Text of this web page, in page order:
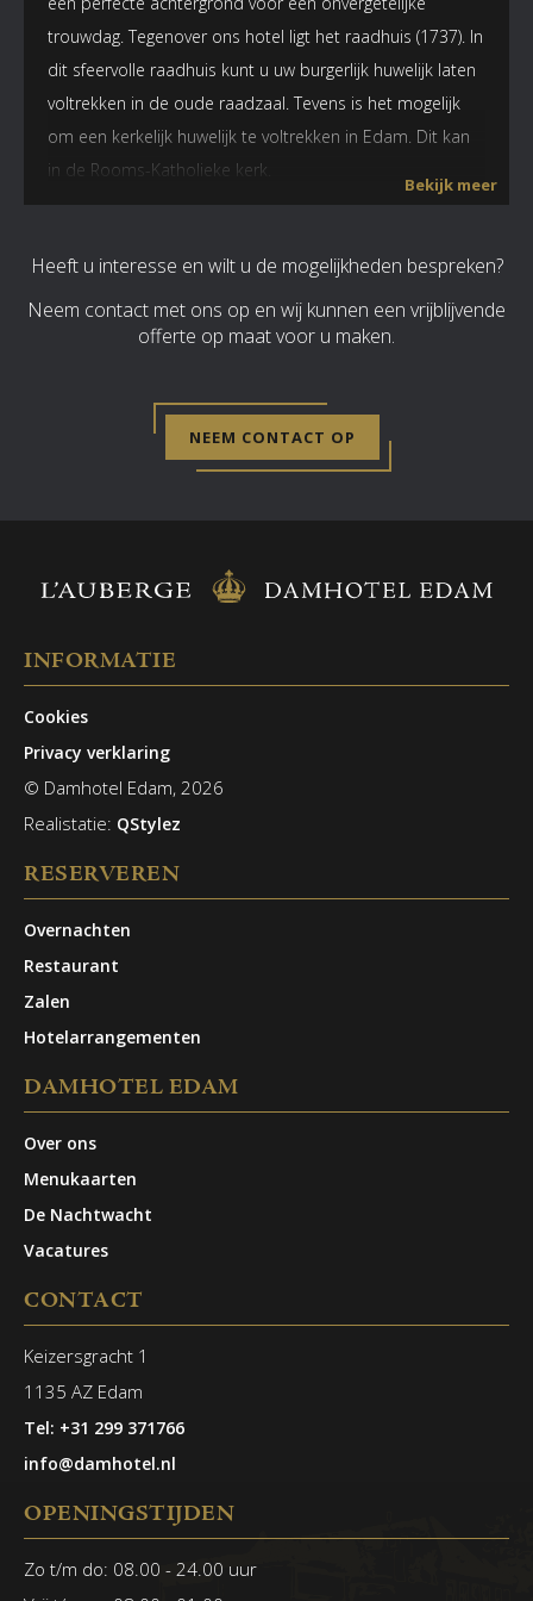
Voorwaarden:
Op basis van beschikbaarheid
Geen commerciële bijeenkomsten
In avonden en weekenden is de prijs op aanvraag
Vergader benodigdheden:
Flipover vanaf € 25,-
Overhead projector vanaf € 25,-
Microfoon (versterkt door zaalapparatuur) vanaf €
trouwdag. Tegenover ons hotel ligt het raadhuis (1737). In
dit sfeervolle raadhuis kunt u uw burgerlijk huwelijk laten
voltrekken in de oude raadzaal. Tevens is het mogelijk
om een kerkelijk huwelijk te voltrekken in Edam. Dit kan
in de Rooms-Katholieke kerk.
bieden wij ook diverse ruimten aan die perfect zijn voor
hetzelfde, aangezien elk bruidspaar weer andere wensen
heeft. Daarom maken wij graag een afspraak met u om
geheel naar eigen wens is.
alle informatie over Trouwen in het Damhotel
Bekijk meer
Heeft u interesse en wilt u de mogelijkheden bespreken?
Neem contact met ons op en wij kunnen een vrijblijvende
offerte op maat voor u maken.
NEEM CONTACT OP
INFORMATIE
Cookies
Privacy verklaring
© Damhotel Edam, 2026
Realistatie: QStylez
RESERVEREN
Overnachten
Restaurant
Zalen
Hotelarrangementen
DAMHOTEL EDAM
Over ons
Menukaarten
De Nachtwacht
Vacatures
CONTACT
Keizersgracht 1
1135 AZ Edam
Tel: +31 299 371766
info@damhotel.nl
OPENINGSTIJDEN
Zo t/m do: 08.00 - 24.00 uur